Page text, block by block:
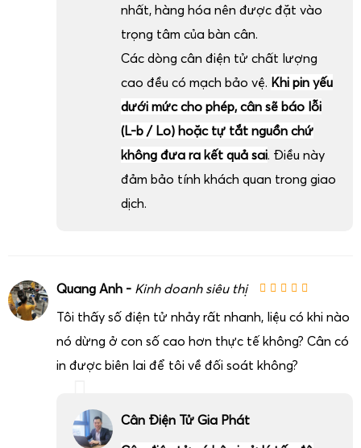
nhất, hàng hóa nên được đặt vào
trọng tâm của bàn cân.
Các dòng cân điện tử chất lượng
cao đều có mạch bảo vệ. Khi pin yếu
dưới mức cho phép, cân sẽ báo lỗi
(L-b / Lo) hoặc tự tắt nguồn chứ
không đưa ra kết quả sai. Điều này
đảm bảo tính khách quan trong giao
dịch.
Quang Anh - Kinh doanh siêu thị
Tôi thấy số điện tử nhảy rất nhanh, liệu có khi nào
nó dừng ở con số cao hơn thực tế không? Cân có
in được biên lai để tôi về đối soát không?
Cân Điện Tử Gia Phát